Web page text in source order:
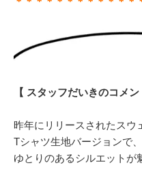
【 スタッフだいきのコメン
昨年にリリースされたスウ
Tシャツ生地バージョンで、
ゆとりのあるシルエットが